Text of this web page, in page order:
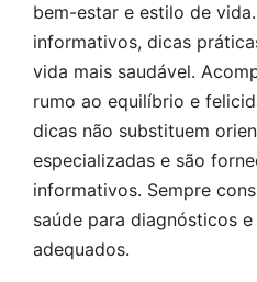
bem-estar e estilo de
informativos, dicas
vida mais saudável.
rumo ao equilíbrio e
dicas não substituem
especializadas e são
informativos. Sempre
saúde para diagnósticos
adequados.